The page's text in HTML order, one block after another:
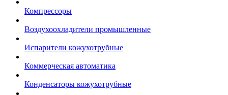
Компрессоры
Воздухоохладители промышленные
Испарители кожухотрубные
Коммерческая автоматика
Конденсаторы кожухотрубные